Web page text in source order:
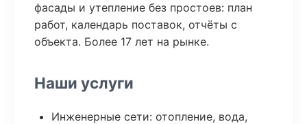
фасады и утепление без простоев: план
работ, календарь поставок, отчёты с
объекта. Более 17 лет на рынке.
Наши услуги
Инженерные сети: отопление, вода,